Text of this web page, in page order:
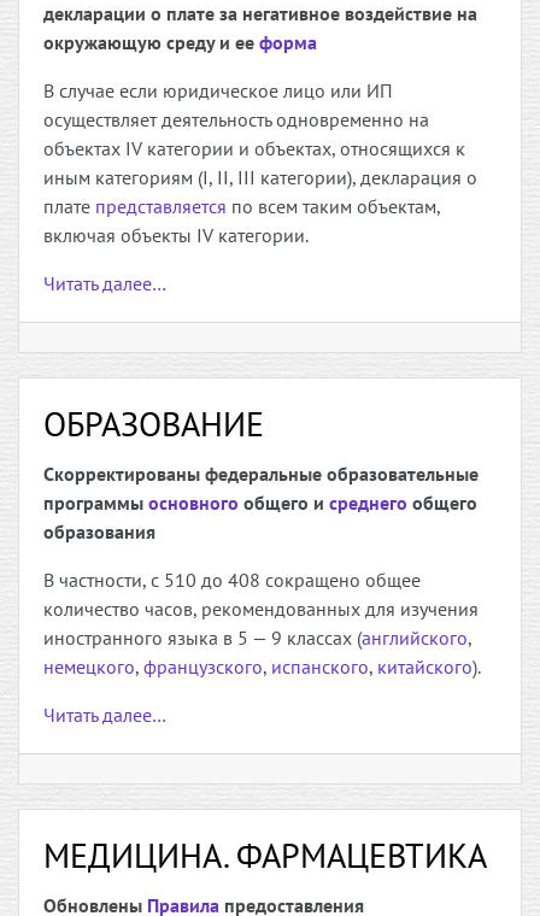
декларации о плате за негативное воздействие на
окружающую среду и ее форма
В случае если юридическое лицо или ИП
осуществляет деятельность одновременно на
объектах IV категории и объектах, относящихся к
иным категориям (I, II, III категории), декларация о
плате представляется по всем таким объектам,
включая объекты IV категории.
Читать далее…
ОБРАЗОВАНИЕ
Скорректированы федеральные образовательные
программы основного общего и среднего общего
образования
В частности, с 510 до 408 сокращено общее
количество часов, рекомендованных для изучения
иностранного языка в 5 — 9 классах (английского,
немецкого, французского, испанского, китайского).
Читать далее…
МЕДИЦИНА. ФАРМАЦЕВТИКА
Обновлены Правила предоставления